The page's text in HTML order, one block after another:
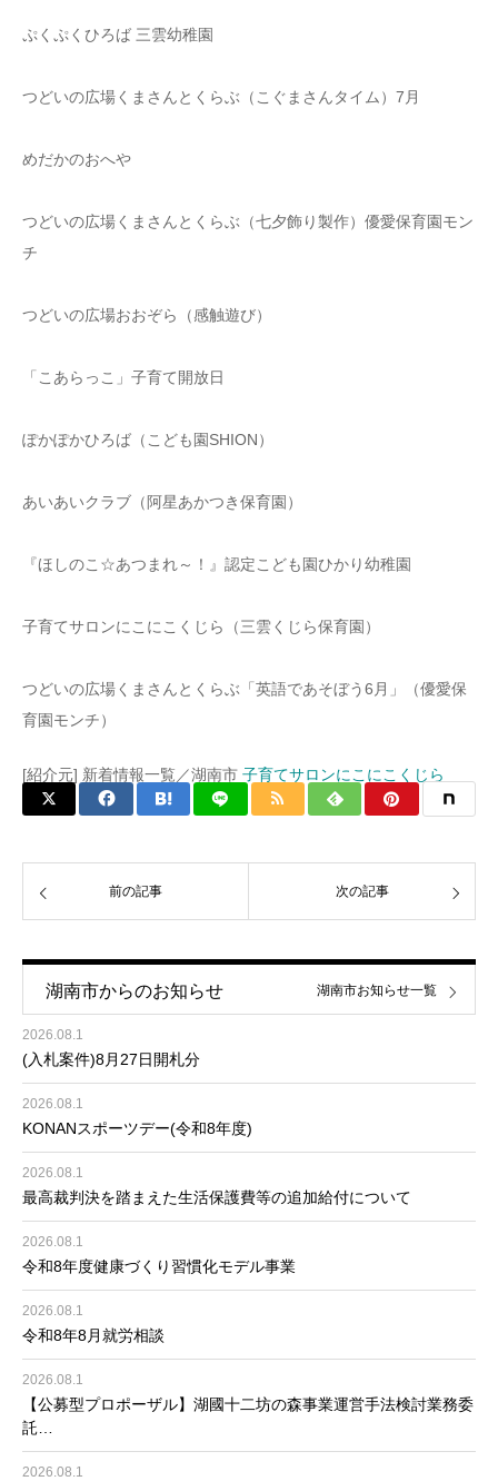
ぷくぷくひろば 三雲幼稚園
つどいの広場くまさんとくらぶ（こぐまさんタイム）7月
めだかのおへや
つどいの広場くまさんとくらぶ（七夕飾り製作）優愛保育園モン
チ
つどいの広場おおぞら（感触遊び）
「こあらっこ」子育て開放日
ぽかぽかひろば（こども園SHION）
あいあいクラブ（阿星あかつき保育園）
『ほしのこ☆あつまれ～！』認定こども園ひかり幼稚園
子育てサロンにこにこくじら（三雲くじら保育園）
つどいの広場くまさんとくらぶ「英語であそぼう6月」（優愛保
育園モンチ）
[紹介元] 新着情報一覧／湖南市 子育てサロンにこにこくじら
前の記事 次の記事
湖南市からのお知らせ
2026.08.1
(入札案件)8月27日開札分
2026.08.1
KONANスポーツデー(令和8年度)
2026.08.1
最高裁判決を踏まえた生活保護費等の追加給付について
2026.08.1
令和8年度健康づくり習慣化モデル事業
2026.08.1
令和8年8月就労相談
2026.08.1
【公募型プロポーザル】湖國十二坊の森事業運営手法検討業務委
託…
2026.08.1
湖南市お知らせ一覧